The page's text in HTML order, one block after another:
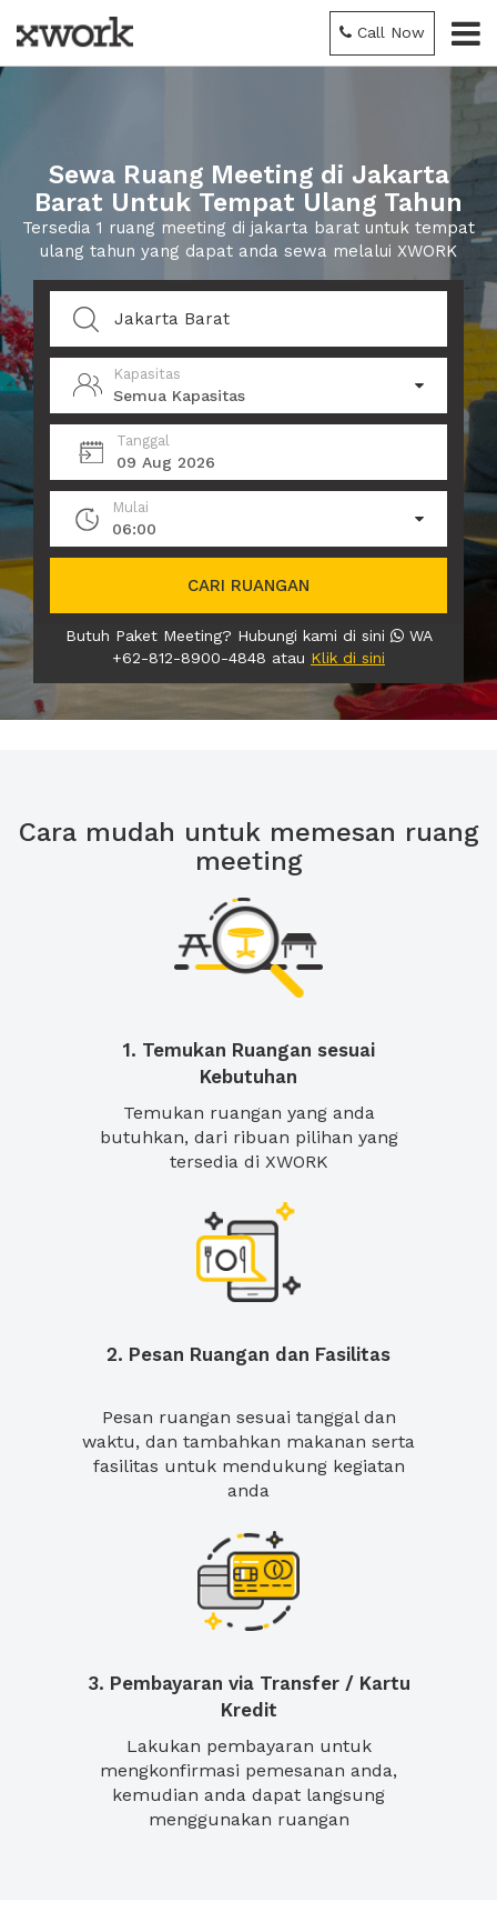
Call Now
Sewa Ruang Meeting di Jakarta
Barat Untuk Tempat Ulang Tahun
Tersedia 1 ruang meeting di jakarta barat untuk tempat
ulang tahun yang dapat anda sewa melalui XWORK
Kapasitas
Semua Kapasitas
Tanggal
09 Aug 2026
Mulai
06:00
CARI RUANGAN
Butuh Paket Meeting? Hubungi kami di sini
WA
+62-812-8900-4848 atau Klik di sini
Cara mudah untuk memesan ruang
meeting
1. Temukan Ruangan sesuai
Kebutuhan
Temukan ruangan yang anda
butuhkan, dari ribuan pilihan yang
tersedia di XWORK
2. Pesan Ruangan dan Fasilitas
Pesan ruangan sesuai tanggal dan
waktu, dan tambahkan makanan serta
fasilitas untuk mendukung kegiatan
anda
3. Pembayaran via Transfer / Kartu
Kredit
Lakukan pembayaran untuk
mengkonfirmasi pemesanan anda,
kemudian anda dapat langsung
menggunakan ruangan